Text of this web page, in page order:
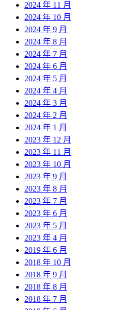
2024 年 11 月
2024 年 10 月
2024 年 9 月
2024 年 8 月
2024 年 7 月
2024 年 6 月
2024 年 5 月
2024 年 4 月
2024 年 3 月
2024 年 2 月
2024 年 1 月
2023 年 12 月
2023 年 11 月
2023 年 10 月
2023 年 9 月
2023 年 8 月
2023 年 7 月
2023 年 6 月
2023 年 5 月
2023 年 4 月
2019 年 6 月
2018 年 10 月
2018 年 9 月
2018 年 8 月
2018 年 7 月